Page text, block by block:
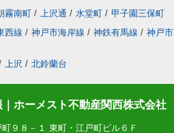
霧南町 / 上沢通 / 水堂町 / 甲子園三保町
西線 / 神戸市海岸線 / 神鉄有馬線 / 神戸
上沢 / 北鈴蘭台
ホーメスト不動産関西株式会社
９８－１ 東町・江戸町ビル６Ｆ